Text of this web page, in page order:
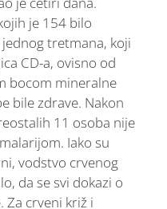
je 154 bilo
tretmana, koji
CD-a, ovisno od
bocom mineralne
bile zdrave. Nakon
11 osoba nije
Iako su
vodstvo crvenog
da se svi dokazi o
Za crveni križ i